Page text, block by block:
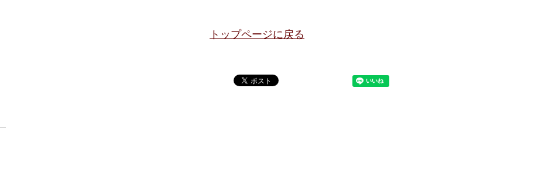
トップページに戻る